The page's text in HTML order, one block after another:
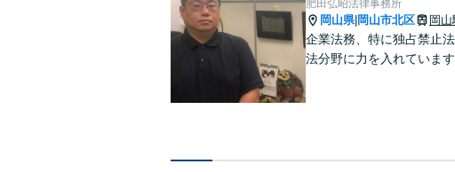
肥田弘昭法律事務所
岡山県| 岡山市北区 岡山
企業法務、特に独占禁止
法分野に力を入れています